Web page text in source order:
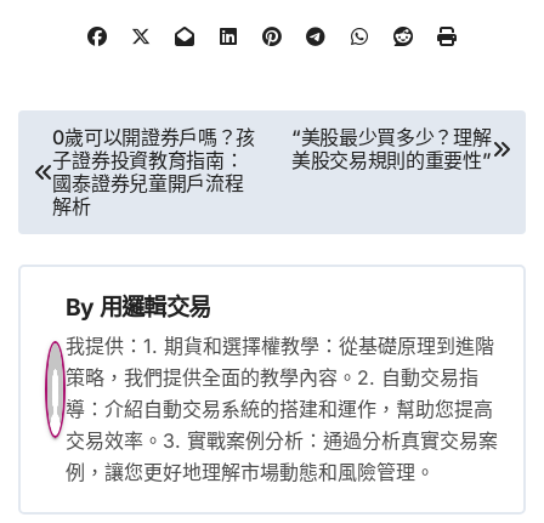
章
覽
0歲可以開證券戶嗎？孩
子證券投資教育指南：
國泰證券兒童開戶流程
解析
“美股最少買多少？理解
美股交易規則的重要性”
By 用邏輯交易
我提供：1. 期貨和選擇權教學：從基礎原理到進階
策略，我們提供全面的教學內容。2. 自動交易指
導：介紹自動交易系統的搭建和運作，幫助您提高
交易效率。3. 實戰案例分析：通過分析真實交易案
例，讓您更好地理解市場動態和風險管理。